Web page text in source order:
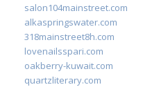
salon104mainstreet.com
alkaspringswater.com
318mainstreet8h.com
lovenailsspari.com
oakberry-kuwait.com
quartzliterary.com